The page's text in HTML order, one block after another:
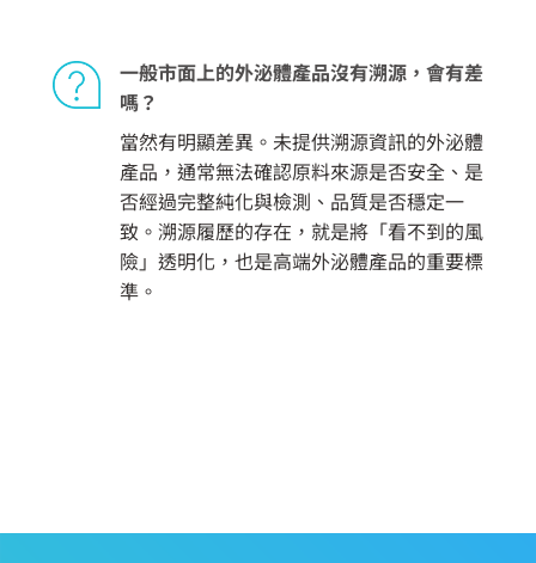
一般市面上的外泌體產品沒有溯源，會有差
嗎？
當然有明顯差異。未提供溯源資訊的外泌體
產品，通常無法確認原料來源是否安全、是
否經過完整純化與檢測、品質是否穩定一
致。溯源履歷的存在，就是將「看不到的風
險」透明化，也是高端外泌體產品的重要標
準。